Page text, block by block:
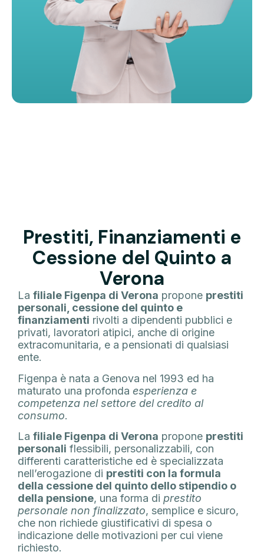
Prestiti, Finanziamenti e
Cessione del Quinto a
Verona
La filiale Figenpa di Verona propone prestiti
personali, cessione del quinto e
finanziamenti rivolti a dipendenti pubblici e
privati, lavoratori atipici, anche di origine
extracomunitaria, e a pensionati di qualsiasi
ente.
Figenpa è nata a Genova nel 1993 ed ha
maturato una profonda esperienza e
competenza nel settore del credito al
consumo.
La filiale Figenpa di Verona propone prestiti
personali flessibili, personalizzabili, con
differenti caratteristiche ed è specializzata
nell’erogazione di prestiti con la formula
della cessione del quinto dello stipendio o
della pensione, una forma di prestito
personale non finalizzato, semplice e sicuro,
che non richiede giustificativi di spesa o
indicazione delle motivazioni per cui viene
richiesto.